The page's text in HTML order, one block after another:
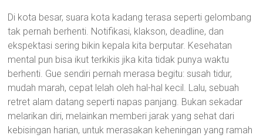
Di kota besar, suara kota kadang terasa seperti gelombang
tak pernah berhenti. Notifikasi, klakson, deadline, dan
ekspektasi sering bikin kepala kita berputar. Kesehatan
mental pun bisa ikut terkikis jika kita tidak punya waktu
berhenti. Gue sendiri pernah merasa begitu: susah tidur,
mudah marah, cepat lelah oleh hal-hal kecil. Lalu, sebuah
retret alam datang seperti napas panjang. Bukan sekadar
melarikan diri, melainkan memberi jarak yang sehat dari
kebisingan harian, untuk merasakan keheningan yang ramah